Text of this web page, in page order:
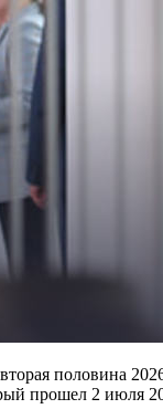
половина
прошел 2 июля